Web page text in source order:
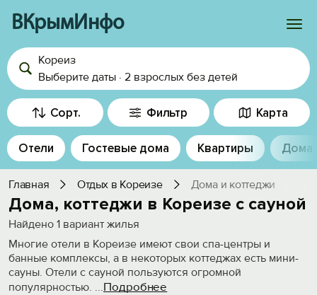
ВКрымИнфо
Войти
Избранное
История просмотра
Добавить свой объект
Кореиз
Выберите даты · 2 взрослых без детей
Сорт. Фильтр Карта
Отели Гостевые дома Квартиры Дома
Главная Отдых в Кореизе Дома и коттеджи
Дома, коттеджи в Кореизе с сауной
Найдено 1 вариант жилья
Многие отели в Кореизе имеют свои спа-центры и
банные комплексы, а в некоторых коттеджах есть мини-
сауны. Отели с сауной пользуются огромной
популярностью. ...Подробнее